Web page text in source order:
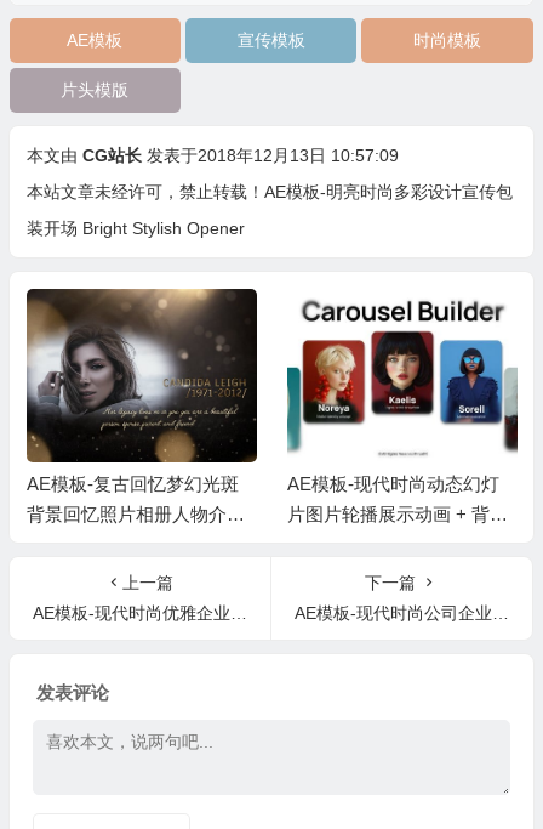
AE模板 宣传模板 时尚模板
片头模版
本文由 CG站长 发表于2018年12月13日 10:57:09
本站文章未经许可，禁止转载！ AE模板-明亮时尚多彩设计宣传包
装开场 Bright Stylish Opener
AE模板-复古回忆梦幻光斑
背景回忆照片相册人物介绍
AE模板-现代时尚动态幻灯
片图片轮播展示动画 + 背景
上一篇
AE模板-现代时尚优雅企业介绍幻灯片开场Gold Shape
下一篇
AE模板-现代时尚公司企业事件介绍宣传包装 Modern Corporate – Clean Promo
发表评论